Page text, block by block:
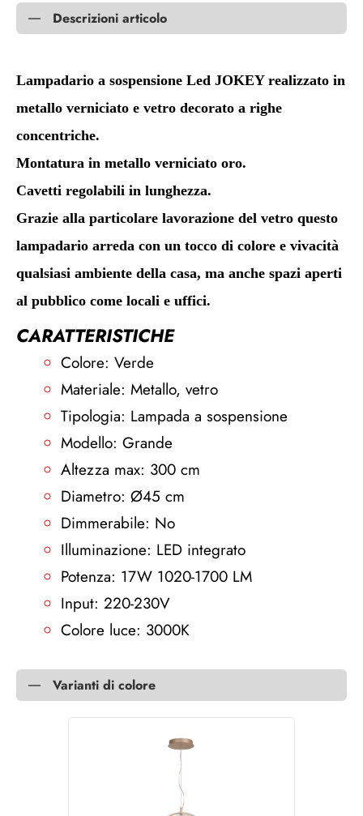
Descrizioni articolo
Lampadario a sospensione Led JOKEY realizzato in
metallo verniciato e vetro decorato a righe
concentriche.
Montatura in metallo verniciato oro.
Cavetti regolabili in lunghezza.
Grazie alla particolare lavorazione del vetro questo
lampadario arreda con un tocco di colore e vivacità
qualsiasi ambiente della casa, ma anche spazi aperti
al pubblico come locali e uffici.
CARATTERISTICHE
Colore: Verde
Materiale: Metallo, vetro
Tipologia: Lampada a sospensione
Modello: Grande
Altezza max: 300 cm
Diametro: Ø45 cm
Dimmerabile: No
Illuminazione: LED integrato
Potenza: 17W 1020-1700 LM
Input: 220-230V
Colore luce: 3000K
Varianti di colore